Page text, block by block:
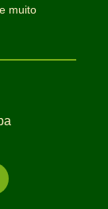
muito